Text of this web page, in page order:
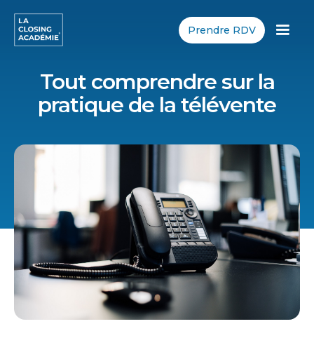
Prendre RDV
Tout comprendre sur la
pratique de la télévente